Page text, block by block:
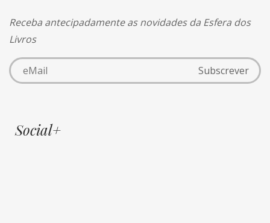
Receba antecipadamente as novidades da Esfera dos
Livros
Social+